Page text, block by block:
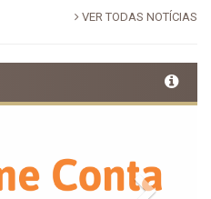
VER TODAS NOTÍCIAS
Next